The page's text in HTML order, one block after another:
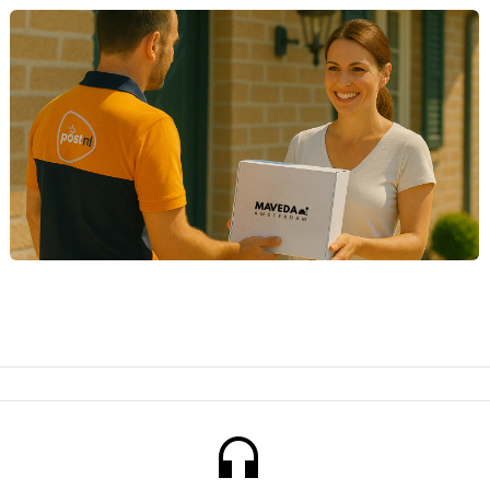
headset mic